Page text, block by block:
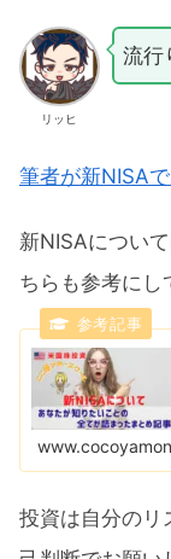
リッヒ
流行
筆者が新NISA
新NISAについ
ちらも参考にし
投資は自分のリ